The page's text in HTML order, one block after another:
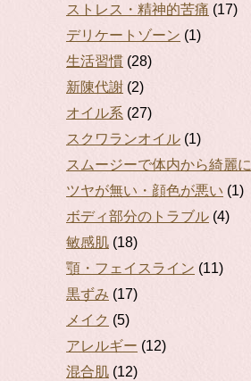
ストレス・精神的苦痛 (17)
デリケートゾーン (1)
生活習慣 (28)
新陳代謝 (2)
オイル系 (27)
スクワランオイル (1)
スムージーで体内から綺麗に
ツヤが無い・顔色が悪い (1)
ボディ部分のトラブル (4)
敏感肌 (18)
顎・フェイスライン (11)
黒ずみ (17)
メイク (5)
アレルギー (12)
混合肌 (12)